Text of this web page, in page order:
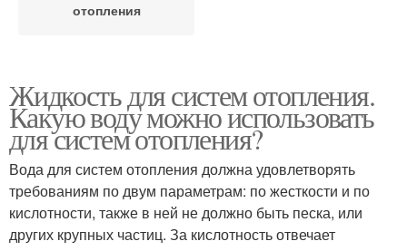
отопления
Жидкость для систем отопления.
Какую воду можно использовать
для систем отопления?
Вода для систем отопления должна удовлетворять
требованиям по двум параметрам: по жесткости и по
кислотности, также в ней не должно быть песка, или
других крупных частиц. За кислотность отвечает